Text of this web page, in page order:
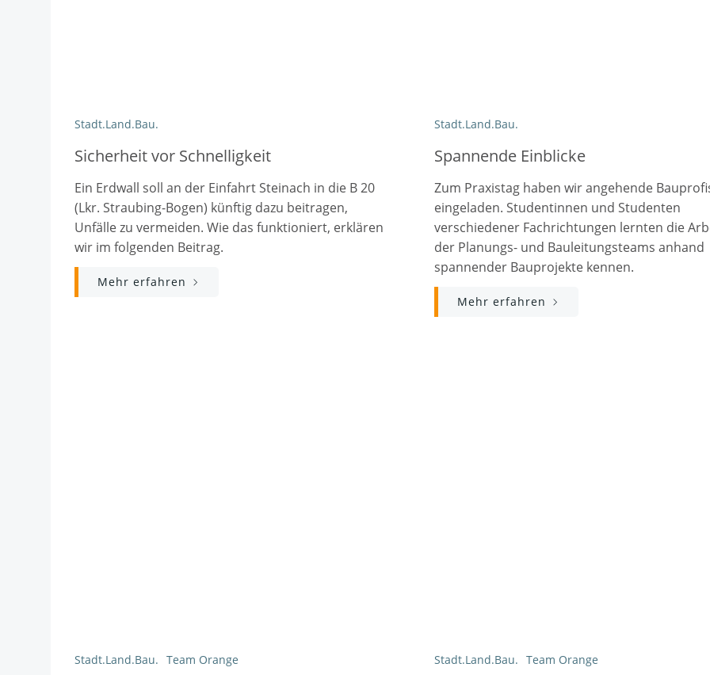
Stadt.Land.Bau.
Sicherheit vor Schnelligkeit
Ein Erdwall soll an der Einfahrt Steinach in die B 20
(Lkr. Straubing-Bogen) künftig dazu beitragen,
Unfälle zu vermeiden. Wie das funktioniert, erklären
wir im folgenden Beitrag.
Mehr erfahren
Stadt.Land.Bau.
Spannende Einblicke
Zum Praxistag haben wir angehende
eingeladen. Studentinnen und Studenten
verschiedener Fachrichtungen lernten die
der Planungs- und Bauleitungsteams anhand
spannender Bauprojekte kennen.
Mehr erfahren
Stadt.Land.Bau. Team Orange Stadt.Land.Bau. Team Orange